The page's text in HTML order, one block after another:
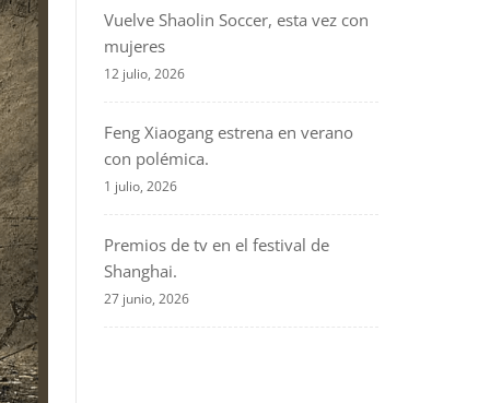
Vuelve Shaolin Soccer, esta vez con
mujeres
12 julio, 2026
Feng Xiaogang estrena en verano
con polémica.
1 julio, 2026
Premios de tv en el festival de
Shanghai.
27 junio, 2026